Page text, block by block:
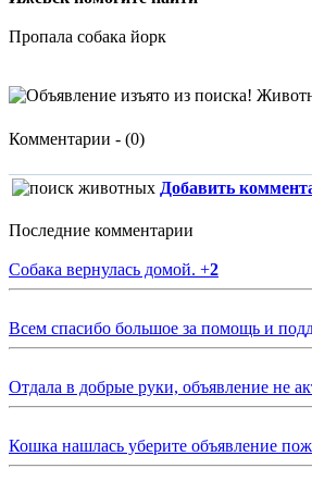
Пропала собака йорк
Комментарии - (0)
Добавить
Последние комментарии
Собака вернулась домой. +2
Всем спасибо большое за помощь и
Отдала в добрые руки, объявление не
Кошка нашлась уберите объявление